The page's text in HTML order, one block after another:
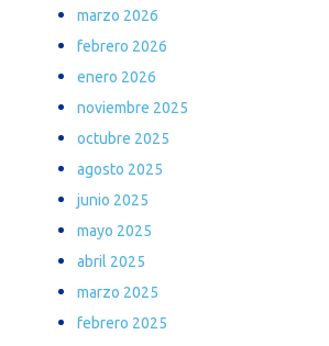
marzo 2026
febrero 2026
enero 2026
noviembre 2025
octubre 2025
agosto 2025
junio 2025
mayo 2025
abril 2025
marzo 2025
febrero 2025